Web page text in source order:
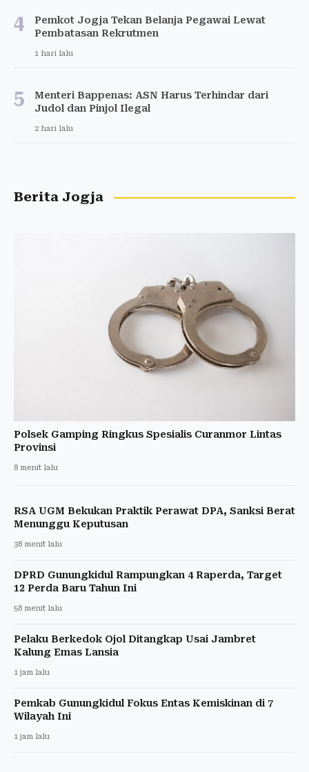
4
Pemkot Jogja Tekan Belanja Pegawai Lewat
Pembatasan Rekrutmen
1 hari lalu
5
Menteri Bappenas: ASN Harus Terhindar dari
Judol dan Pinjol Ilegal
2 hari lalu
Berita Jogja
Polsek Gamping Ringkus Spesialis Curanmor Lintas
Provinsi
8 menit lalu
RSA UGM Bekukan Praktik Perawat DPA, Sanksi Berat
Menunggu Keputusan
38 menit lalu
DPRD Gunungkidul Rampungkan 4 Raperda, Target
12 Perda Baru Tahun Ini
58 menit lalu
Pelaku Berkedok Ojol Ditangkap Usai Jambret
Kalung Emas Lansia
1 jam lalu
Pemkab Gunungkidul Fokus Entas Kemiskinan di 7
Wilayah Ini
1 jam lalu